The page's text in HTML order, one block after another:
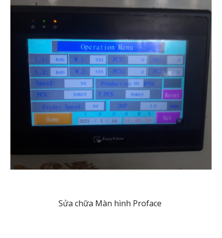
Sửa chữa Màn hình Proface